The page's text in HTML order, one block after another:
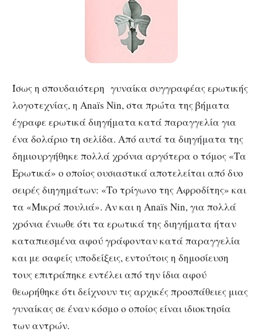
Ίσως η σπουδαιότερη γυναίκα συγγραφέας ερωτικής
λογοτεχνίας, η Anaïs Nin, στα πρώτα της βήματα
έγραφε ερωτικά διηγήματα κατά παραγγελία για
ένα δολάριο τη σελίδα. Από αυτά τα διηγήματα της
δημιουργήθηκε πολλά χρόνια αργότερα ο τόμος «Τα
Ερωτικά» ο οποίος ουσιαστικά αποτελείται από δυο
σειρές διηγημάτων: «Το τρίγωνο της Αφροδίτης» και
τα «Μικρά πουλιά». Αν και η Anaïs Nin, για πολλά
χρόνια ένιωθε ότι τα ερωτικά της διηγήματα ήταν
καταπιεσμένα αφού γράφονταν κατά παραγγελία
και με σαφείς υποδείξεις, εντούτοις η δημοσίευση
τους επιτράπηκε εντέλει από την ίδια αφού
θεωρήθηκε ότι δείχνουν τις αρχικές προσπάθειες μιας
γυναίκας σε έναν κόσμο ο οποίος είναι ιδιοκτησία
των αντρών.